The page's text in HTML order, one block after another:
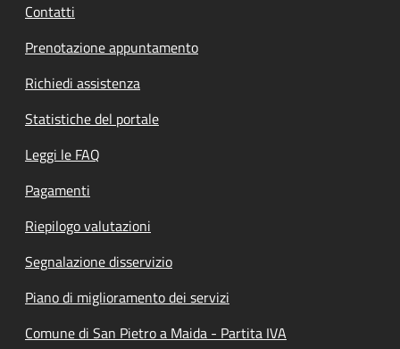
Contatti
Prenotazione appuntamento
Richiedi assistenza
Statistiche del portale
Leggi le FAQ
Pagamenti
Riepilogo valutazioni
Segnalazione disservizio
Piano di miglioramento dei servizi
Comune di San Pietro a Maida - Partita IVA